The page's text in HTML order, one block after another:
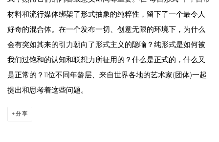
材料和流行媒体绑架了形式抽象的纯粹性，留下了一个最令人
好奇的混合体。在一个发布一切、创意无限的环境下，为什么
会有突如其来的引力朝向了形式主义的隐喻？纯形式是如何被
我们过饱和的认知和联想力所征用的？什么是正式的，什么又
是正常的？11位不同年龄层、来自世界各地的艺术家(团体)一起
提出和思考着这些问题。
分享